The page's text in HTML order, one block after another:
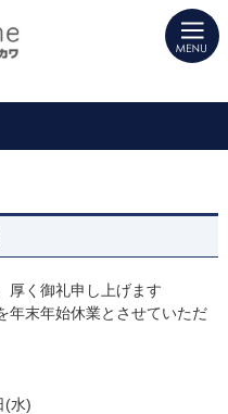
域の注文住宅・新築戸建てを手が
築戸建てを手がける工務店ならエ
厚く御礼申し上げます
年末年始休業とさせていただ
(水)